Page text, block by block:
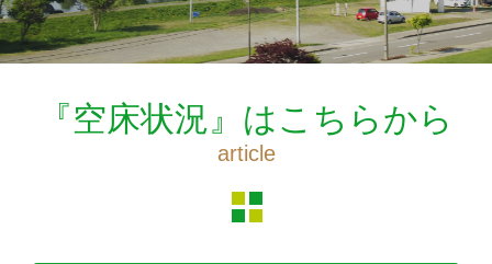
『空床状況』はこちらから
article